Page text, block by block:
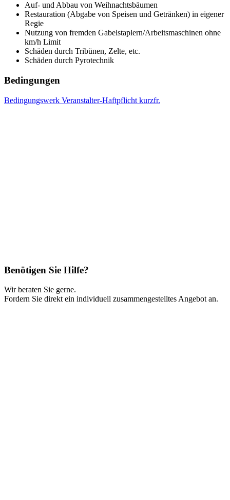
Auf- und Abbau von Weihnachtsbäumen
Restauration (Abgabe von Speisen und Getränken) in eigener
Regie
Nutzung von fremden Gabelstaplern/Arbeitsmaschinen ohne
km/h Limit
Schäden durch Tribünen, Zelte, etc.
Schäden durch Pyrotechnik
Bedingungen
Bedingungswerk Veranstalter-Haftpflicht kurzfr.
Benötigen Sie Hilfe?
Wir beraten Sie gerne.
Fordern Sie direkt ein individuell zusammengestelltes Angebot an.